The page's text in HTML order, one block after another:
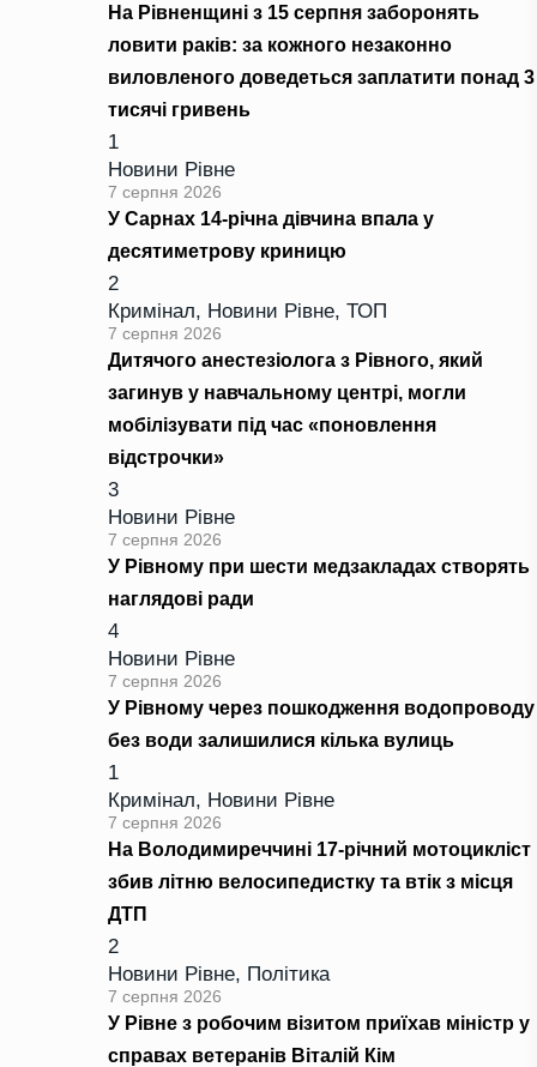
На Рівненщині з 15 серпня заборонять
ловити раків: за кожного незаконно
виловленого доведеться заплатити понад 3
тисячі гривень
1
Новини Рівне
7 серпня 2026
У Сарнах 14-річна дівчина впала у
десятиметрову криницю
2
Кримінал, Новини Рівне, ТОП
7 серпня 2026
Дитячого анестезіолога з Рівного, який
загинув у навчальному центрі, могли
мобілізувати під час «поновлення
відстрочки»
3
Новини Рівне
7 серпня 2026
У Рівному при шести медзакладах створять
наглядові ради
4
Новини Рівне
7 серпня 2026
У Рівному через пошкодження водопроводу
без води залишилися кілька вулиць
1
Кримінал, Новини Рівне
7 серпня 2026
На Володимиреччині 17-річний мотоцикліст
збив літню велосипедистку та втік з місця
ДТП
2
Новини Рівне, Політика
7 серпня 2026
У Рівне з робочим візитом приїхав міністр у
справах ветеранів Віталій Кім